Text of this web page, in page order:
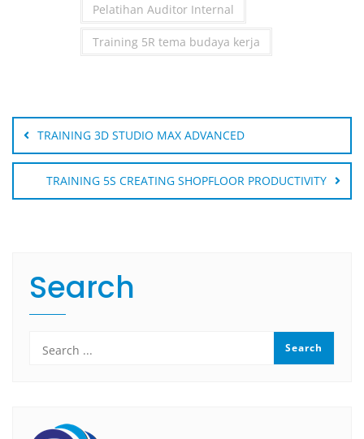
Pelatihan Auditor Internal
Training 5R tema budaya kerja
Post
navigation
TRAINING 3D STUDIO MAX ADVANCED
TRAINING 5S CREATING SHOPFLOOR PRODUCTIVITY
Search